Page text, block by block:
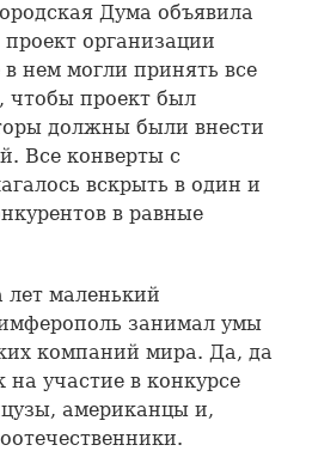
Дума объявила
организации
нем могли принять все
проект был
должны были внести
Все конверты с
вскрыть в один и
в равные
лет маленький
занимал умы
компаний мира. Да, да
участие в конкурсе
американцы и,